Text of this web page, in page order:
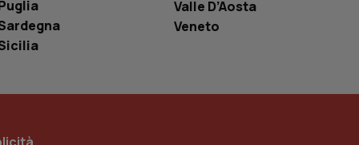
Valle D’Aosta
Veneto
sito, ma un
di accesso per